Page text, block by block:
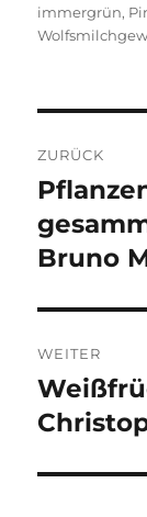
immergrün,
ZURÜCK
Vorheriger
Beitrag:
Bruno
WEITER
Nächster
Beitrag: